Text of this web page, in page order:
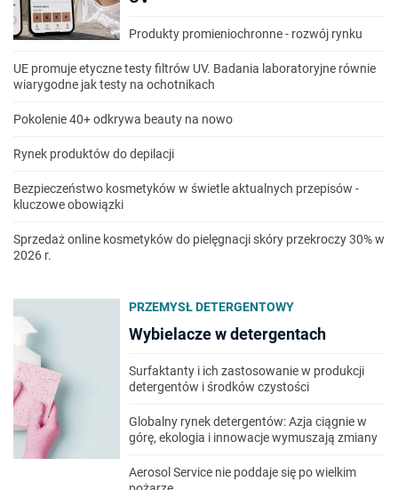
Produkty promieniochronne - rozwój rynku
UE promuje etyczne testy filtrów UV. Badania laboratoryjne równie
wiarygodne jak testy na ochotnikach
Pokolenie 40+ odkrywa beauty na nowo
Rynek produktów do depilacji
Bezpieczeństwo kosmetyków w świetle aktualnych przepisów -
kluczowe obowiązki
Sprzedaż online kosmetyków do pielęgnacji skóry przekroczy 30% w
2026 r.
PRZEMYSŁ DETERGENTOWY
Wybielacze w detergentach
Surfaktanty i ich zastosowanie w produkcji
detergentów i środków czystości
Globalny rynek detergentów: Azja ciągnie w
górę, ekologia i innowacje wymuszają zmiany
Aerosol Service nie poddaje się po wielkim